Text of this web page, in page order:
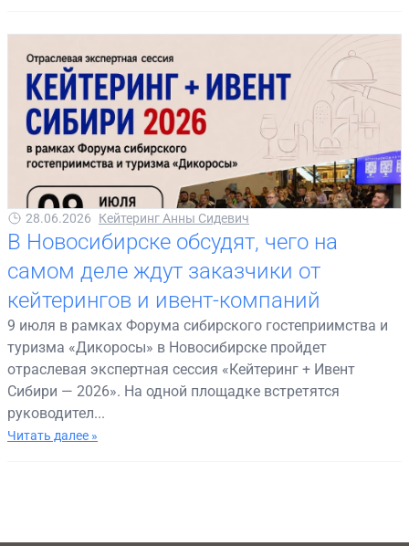
28.06.2026 Кейтеринг Анны Сидевич
В Новосибирске обсудят, чего на
самом деле ждут заказчики от
кейтерингов и ивент-компаний
9 июля в рамках Форума сибирского гостеприимства и
туризма «Дикоросы» в Новосибирске пройдет
отраслевая экспертная сессия «Кейтеринг + Ивент
Сибири — 2026». На одной площадке встретятся
руководител...
Читать далее »